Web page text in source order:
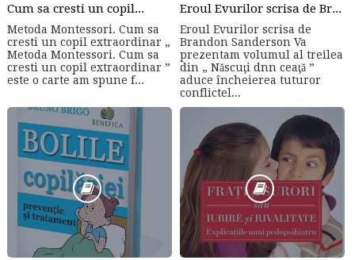
Cum sa cresti un copil...
Metoda Montessori. Cum sa
cresti un copil extraordinar „
Metoda Montessori. Cum sa
cresti un copil extraordinar ”
este o carte am spune f...
Eroul Evurilor scrisa de Brandon Sanderson (Volumul 3)
Eroul Evurilor scrisa de
Brandon Sanderson Va
prezentam volumul al treilea
din „ Născuţi dnn ceaţă ”
aduce încheierea tuturor
conflictel...